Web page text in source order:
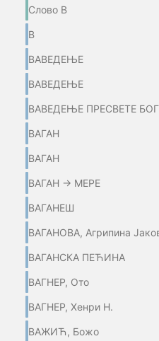
Слово В
В
ВАВЕДЕЊЕ
ВАВЕДЕЊЕ
ВАВЕДЕЊЕ ПРЕСВЕТЕ
ВАГАН
ВАГАН
ВАГАН → МЕРЕ
ВАГАНЕШ
ВАГАНОВА, Агрипина
ВАГАНСКА ПЕЋИНА
ВАГНЕР, Ото
ВАГНЕР, Хенри Н.
ВАЖИЋ, Божо